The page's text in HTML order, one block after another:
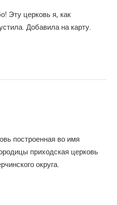
Эту церковь я, как
Добавила на карту.
построенная во имя
приходская церковь
округа.